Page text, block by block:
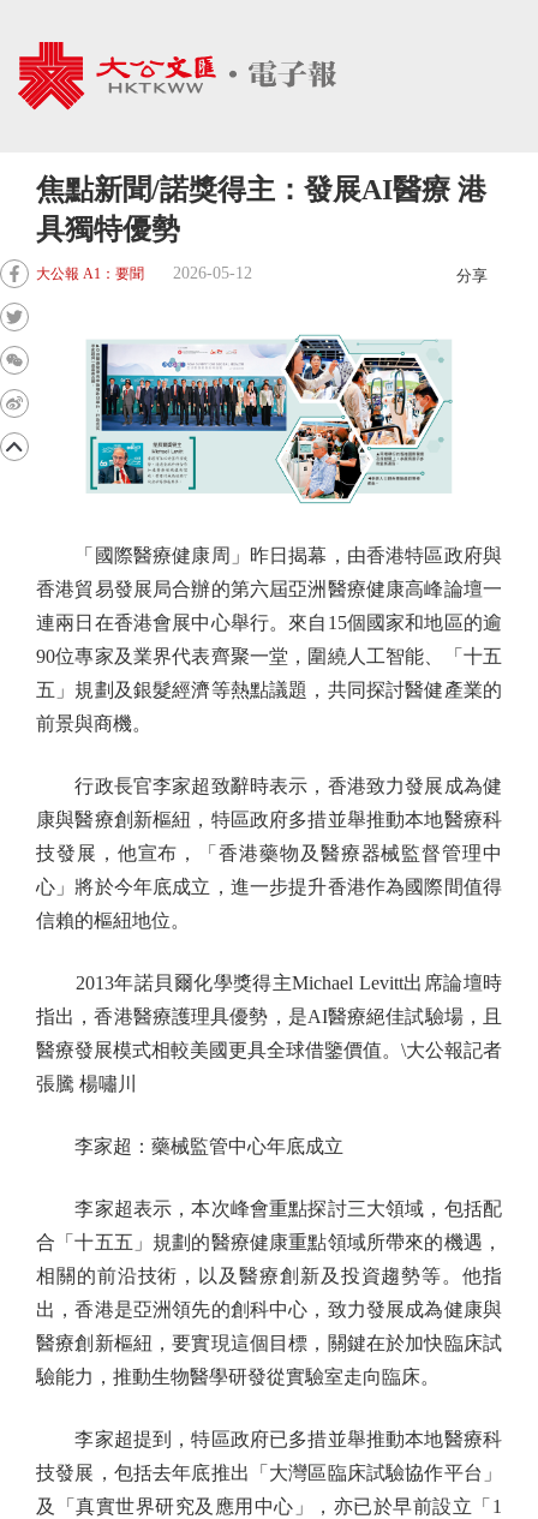
焦點新聞/諾獎得主：發展AI醫療 港
具獨特優勢
大公報 A1：要聞 2026-05-12 分享
「國際醫療健康周」昨日揭幕，由香港特區政府與
香港貿易發展局合辦的第六屆亞洲醫療健康高峰論壇一
連兩日在香港會展中心舉行。來自15個國家和地區的逾
90位專家及業界代表齊聚一堂，圍繞人工智能、「十五
五」規劃及銀髮經濟等熱點議題，共同探討醫健產業的
前景與商機。
行政長官李家超致辭時表示，香港致力發展成為健
康與醫療創新樞紐，特區政府多措並舉推動本地醫療科
技發展，他宣布，「香港藥物及醫療器械監督管理中
心」將於今年底成立，進一步提升香港作為國際間值得
信賴的樞紐地位。
2013年諾貝爾化學獎得主Michael Levitt出席論壇時
指出，香港醫療護理具優勢，是AI醫療絕佳試驗場，且
醫療發展模式相較美國更具全球借鑒價值。\大公報記者
張騰 楊嘯川
李家超：藥械監管中心年底成立
李家超表示，本次峰會重點探討三大領域，包括配
合「十五五」規劃的醫療健康重點領域所帶來的機遇，
相關的前沿技術，以及醫療創新及投資趨勢等。他指
出，香港是亞洲領先的創科中心，致力發展成為健康與
醫療創新樞紐，要實現這個目標，關鍵在於加快臨床試
驗能力，推動生物醫學研發從實驗室走向臨床。
李家超提到，特區政府已多措並舉推動本地醫療科
技發展，包括去年底推出「大灣區臨床試驗協作平台」
及「真實世界研究及應用中心」，亦已於早前設立「1